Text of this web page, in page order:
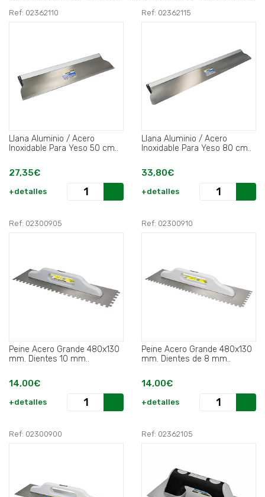
Ref: 02362110
Llana Aluminio / Acero
Inoxidable Para Yeso 50 cm..
27,35€
+detalles
Ref: 02362115
Llana Aluminio / Acero
Inoxidable Para Yeso 80 cm..
33,80€
+detalles
Ref: 02300905
Peine Acero Grande 480x130
mm. Dientes 10 mm..
14,00€
+detalles
Ref: 02300910
Peine Acero Grande 480x130
mm. Dientes de 8 mm..
14,00€
+detalles
Ref: 02300900 Ref: 02362105